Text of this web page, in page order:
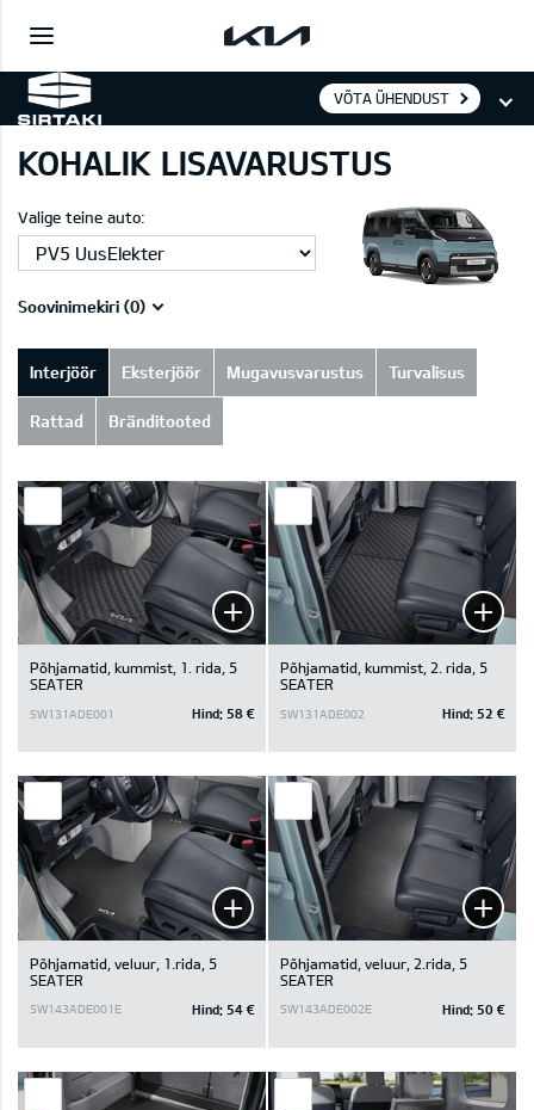
VÕTA ÜHENDUST
KOHALIK LISAVARUSTUS
Valige teine auto:
Soovinimekiri (0)
Interjöör Eksterjöör Mugavusvarustus Turvalisus
Rattad Bränditooted
Põhjamatid, kummist, 1. rida, 5
SEATER
SW131ADE001 Hind: 58 €
Põhjamatid, kummist, 2. rida, 5
SEATER
SW131ADE002 Hind: 52 €
Põhjamatid, veluur, 1.rida, 5
SEATER
SW143ADE001E Hind: 54 €
Põhjamatid, veluur, 2.rida, 5
SEATER
SW143ADE002E Hind: 50 €